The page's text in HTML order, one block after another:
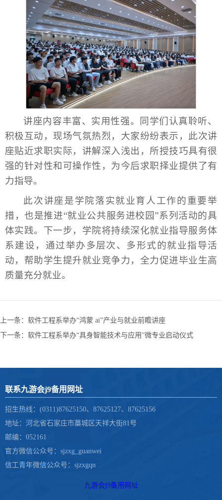
讲座内容丰富、实用性强。同学们认真聆听、
积极互动，现场气氛热烈，大家纷纷表示，此次讲
座贴近求职实际，讲解深入浅出，所授技巧具有很
强的针对性和可操作性，为今后求职择业提供了有
力指导。
此次讲座是学院落实就业育人工作的重要举
措，也是推进“就业公共服务进校园”系列活动的具
体实践。下一步，学院将持续深化就业指导服务体
系建设，通过举办多层次、多形式的就业指导活
动，帮助学生提升就业竞争力，全力促进毕业生高
质量充分就业。
上一条： 软件工程系举办“鸿蒙 ai”产业与就业前瞻讲座
下一条： 软件工程系举办“具身智能技术与应用”微专业启动仪式 ​
联系九游会j9备用网址
招生热线：(0311)87625150、87625127、87625156
地址：河北省石家庄市藁城区天祥大街81号
邮编：052161
官方微信公众号：sjzxg_guanwei
信工青年微信公众号：sjzxgqn
九游会j9备用网址